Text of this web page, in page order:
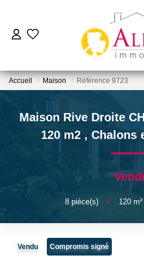
BIENS
NOTRE
Accueil Maison Référence 9723
Maison Rive Droite
120 m2 , Chalons
8pièce(s) • 120m²
Vendu Compromis signé